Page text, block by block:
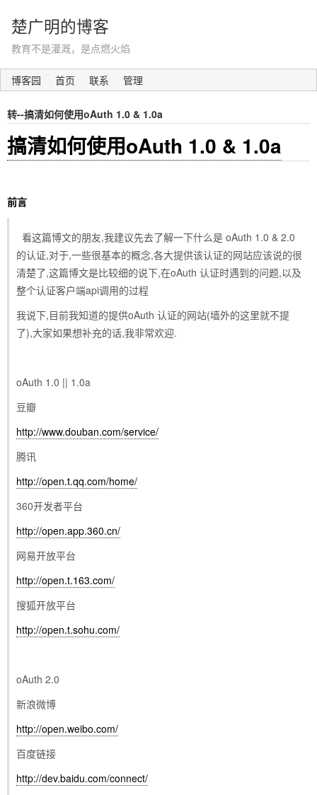
楚广明的博客
教育不是灌溉，是点燃火焰
博客园 首页 联系 管理
转--搞清如何使用oAuth 1.0 & 1.0a
搞清如何使用oAuth 1.0 & 1.0a
前言
看这篇博文的朋友,我建议先去了解一下什么是 oAuth 1.0 & 2.0
的认证,对于,一些很基本的概念,各大提供该认证的网站应该说的很
清楚了,这篇博文是比较细的说下,在oAuth 认证时遇到的问题,以及
整个认证客户端api调用的过程
我说下,目前我知道的提供oAuth 认证的网站(墙外的这里就不提
了),大家如果想补充的话,我非常欢迎.
oAuth 1.0 || 1.0a
豆瓣
http://www.douban.com/service/
腾讯
http://open.t.qq.com/home/
360开发者平台
http://open.app.360.cn/
网易开放平台
http://open.t.163.com/
搜狐开放平台
http://open.t.sohu.com/
oAuth 2.0
新浪微博
http://open.weibo.com/
百度链接
http://dev.baidu.com/connect/